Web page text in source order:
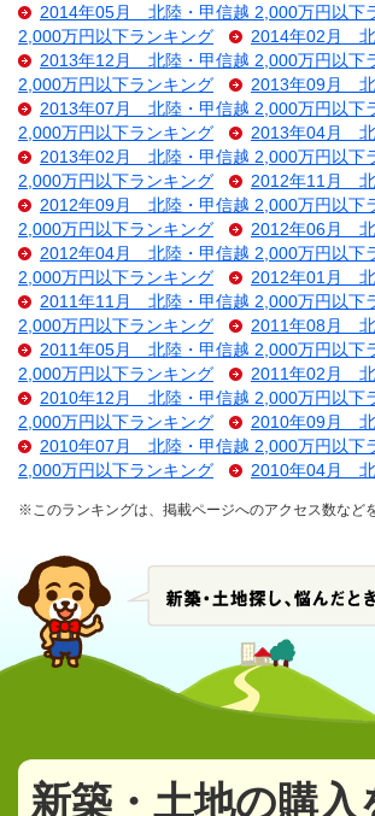
2014年05月 北陸・甲信越 2,000万円以下
2,000万円以下ランキング
2014年02月 北
2013年12月 北陸・甲信越 2,000万円以下
2,000万円以下ランキング
2013年09月 北
2013年07月 北陸・甲信越 2,000万円以下
2,000万円以下ランキング
2013年04月 北
2013年02月 北陸・甲信越 2,000万円以下
2,000万円以下ランキング
2012年11月 北
2012年09月 北陸・甲信越 2,000万円以下
2,000万円以下ランキング
2012年06月 北
2012年04月 北陸・甲信越 2,000万円以下
2,000万円以下ランキング
2012年01月 北
2011年11月 北陸・甲信越 2,000万円以下
2,000万円以下ランキング
2011年08月 北
2011年05月 北陸・甲信越 2,000万円以下
2,000万円以下ランキング
2011年02月 北
2010年12月 北陸・甲信越 2,000万円以下
2,000万円以下ランキング
2010年09月 北
2010年07月 北陸・甲信越 2,000万円以下
2,000万円以下ランキング
2010年04月 北
※このランキングは、掲載ページへのアクセス数など
新築・土地の購